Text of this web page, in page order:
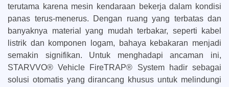
terutama karena mesin kendaraan bekerja dalam kondisi
panas terus-menerus. Dengan ruang yang terbatas dan
banyaknya material yang mudah terbakar, seperti kabel
listrik dan komponen logam, bahaya kebakaran menjadi
semakin signifikan. Untuk menghadapi ancaman ini,
STARVVO® Vehicle FireTRAP® System hadir sebagai
solusi otomatis yang dirancang khusus untuk melindungi